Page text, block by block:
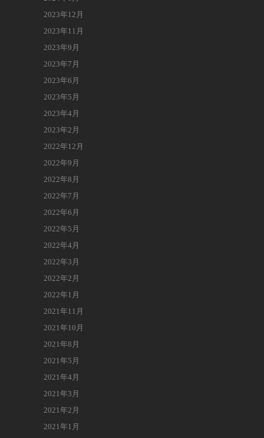
2023年12月
2023年11月
2023年9月
2023年7月
2023年6月
2023年5月
2023年4月
2023年2月
2022年12月
2022年9月
2022年8月
2022年7月
2022年6月
2022年5月
2022年4月
2022年3月
2022年2月
2022年1月
2021年11月
2021年10月
2021年8月
2021年5月
2021年4月
2021年3月
2021年2月
2021年1月